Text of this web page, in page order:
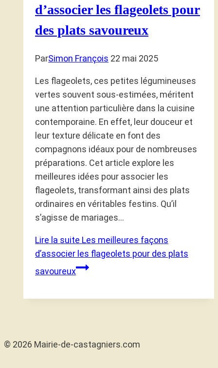
d’associer les flageolets pour
des plats savoureux
ParSimon François 22 mai 2025
Les flageolets, ces petites légumineuses
vertes souvent sous-estimées, méritent
une attention particulière dans la cuisine
contemporaine. En effet, leur douceur et
leur texture délicate en font des
compagnons idéaux pour de nombreuses
préparations. Cet article explore les
meilleures idées pour associer les
flageolets, transformant ainsi des plats
ordinaires en véritables festins. Qu’il
s’agisse de mariages…
Lire la suite Les meilleures façons
d’associer les flageolets pour des plats
savoureux
© 2026 Mairie-de-castagniers.com